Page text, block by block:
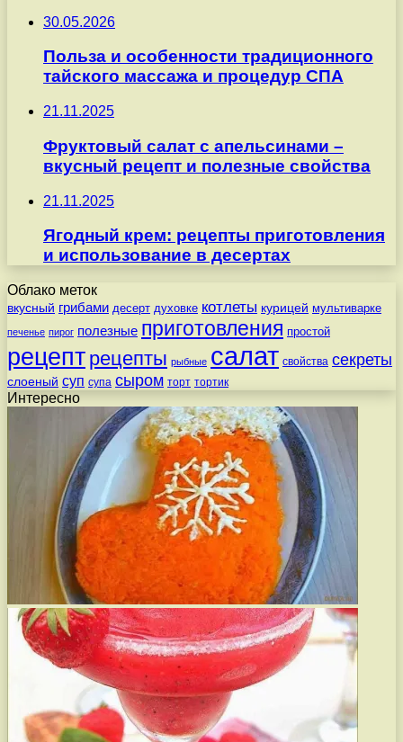
30.05.2026
Польза и особенности традиционного
тайского массажа и процедур СПА
21.11.2025
Фруктовый салат с апельсинами –
вкусный рецепт и полезные свойства
21.11.2025
Ягодный крем: рецепты приготовления
и использование в десертах
Облако меток
вкусный грибами десерт духовке котлеты курицей мультиварке
печенье пирог полезные приготовления простой
рецепт рецепты рыбные салат свойства секреты
слоеный суп супа сыром торт тортик
Интересно